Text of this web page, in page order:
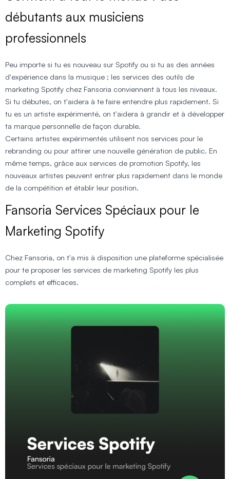
débutants aux musiciens
professionnels
Peu importe si tu es nouveau sur Spotify ou si tu as des années
d'expérience dans la musique ; les services des outils de
marketing Spotify chez Fansoria conviennent à tous les niveaux.
Si tu débutes, on t'aidera à te faire entendre plus rapidement. Si
tu es un artiste expérimenté, on t'aidera à grandir et à développer
ta marque personnelle de façon durable.
Certains artistes expérimentés utilisent nos services pour le
rebranding ou pour attirer une nouvelle génération de public. En
même temps, grâce aux services de promotion Spotify, les
nouveaux artistes peuvent entrer plus rapidement dans le monde
de la compétition et établir leur position.
Fansoria Services Spéciaux pour le
Marketing Spotify
Chez Fansoria, on t'a mis à disposition une plateforme spécialisée
pour te proposer les services de marketing Spotify les plus
complets et efficaces.